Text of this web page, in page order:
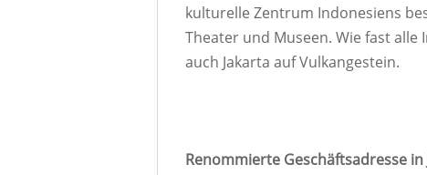
kulturelle Zentrum Indonesiens
Theater und Museen. Wie fast
auch Jakarta auf Vulkangestein.
Renommierte Geschäftsadresse in